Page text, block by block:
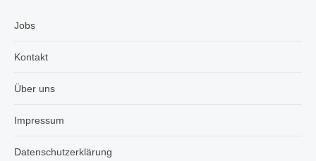
Jobs
Kontakt
Über uns
Impressum
Datenschutzerklärung